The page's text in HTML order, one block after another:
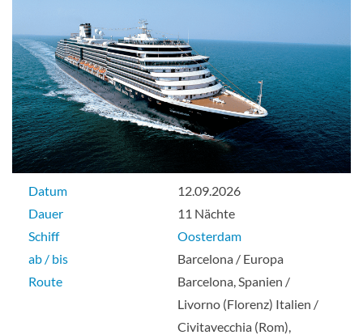
Neptune Suite-[SC]
Deck Rotterdam
Suite
Signature Suite-[SS]
Obere Veranda
Suite
Datum
12.09.2026
Dauer
11 Nächte
Schiff
Oosterdam
ab / bis
Barcelona / Europa
Route
Barcelona, Spanien /
Livorno (Florenz) Italien /
Civitavecchia (Rom),